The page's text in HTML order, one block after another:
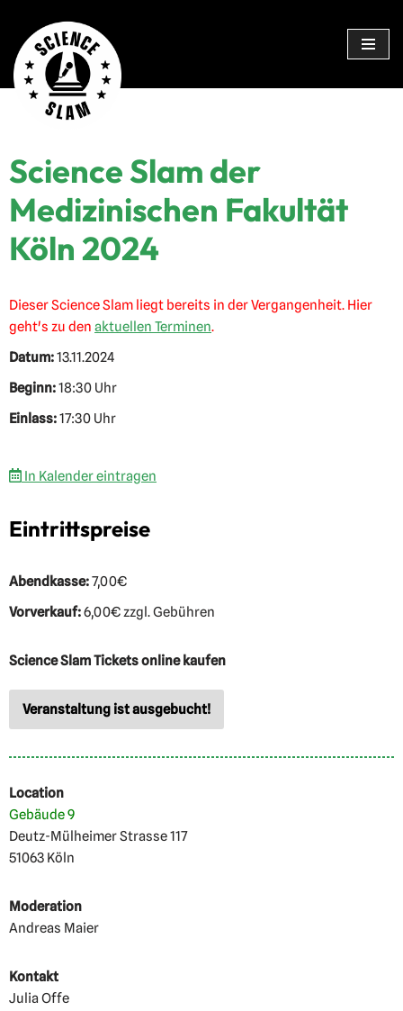
Zum
Inhalt
springen
Science Slam der
Medizinischen Fakultät
Köln 2024
Dieser Science Slam liegt bereits in der Vergangenheit. Hier
geht's zu den aktuellen Terminen.
Datum:13.11.2024
Beginn:18:30 Uhr
Einlass:17:30 Uhr
In Kalender eintragen
Eintrittspreise
Abendkasse:7,00€
Vorverkauf:6,00€ zzgl. Gebühren
Science Slam Tickets online kaufen
Veranstaltung ist ausgebucht!
Location
Gebäude 9
Deutz-Mülheimer Strasse 117
51063 Köln
Moderation
Andreas Maier
Kontakt
Julia Offe